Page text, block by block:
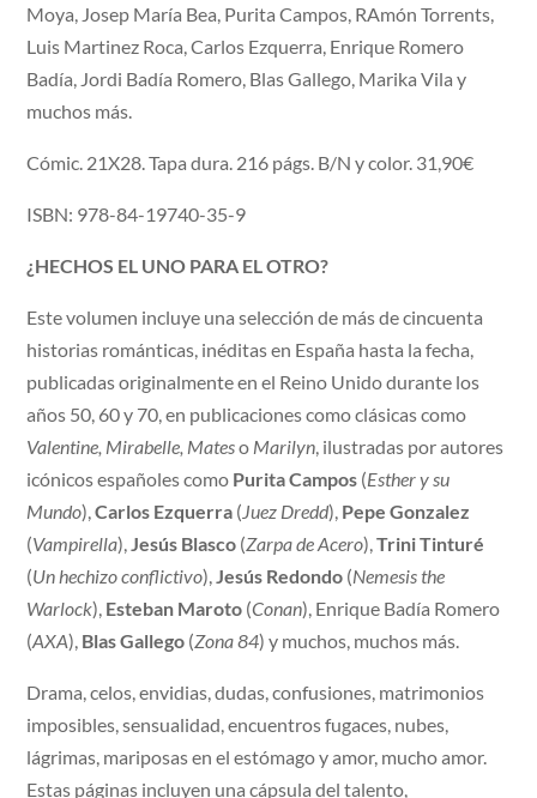
Moya, Josep María Bea, Purita Campos, RAmón Torrents,
Luis Martinez Roca, Carlos Ezquerra, Enrique Romero
Badía, Jordi Badía Romero, Blas Gallego, Marika Vila y
muchos más.
Cómic. 21X28. Tapa dura. 216 págs. B/N y color. 31,90€
ISBN: 978-84-19740-35-9
¿HECHOS EL UNO PARA EL OTRO?
Este volumen incluye una selección de más de cincuenta
historias románticas, inéditas en España hasta la fecha,
publicadas originalmente en el Reino Unido durante los
años 50, 60 y 70, en publicaciones como clásicas como
Valentine, Mirabelle, Mateso Marilyn , ilustradas por autores
icónicos españoles como Purita Campos (Esther y su
Mundo),Carlos Ezquerra ( Juez Dredd), Pepe Gonzalez
(Vampirella), Jesús Blasco (Zarpa de Acero),Trini Tinturé
(Un hechizo conflictivo), Jesús Redondo (Nemesis the
Warlock), Esteban Maroto (Conan), Enrique Badía Romero
(AXA), Blas Gallego (Zona 84) y muchos, muchos más.
Drama, celos, envidias, dudas, confusiones, matrimonios
imposibles, sensualidad, encuentros fugaces, nubes,
lágrimas, mariposas en el estómago y amor, mucho amor.
Estas páginas incluyen una cápsula del talento,